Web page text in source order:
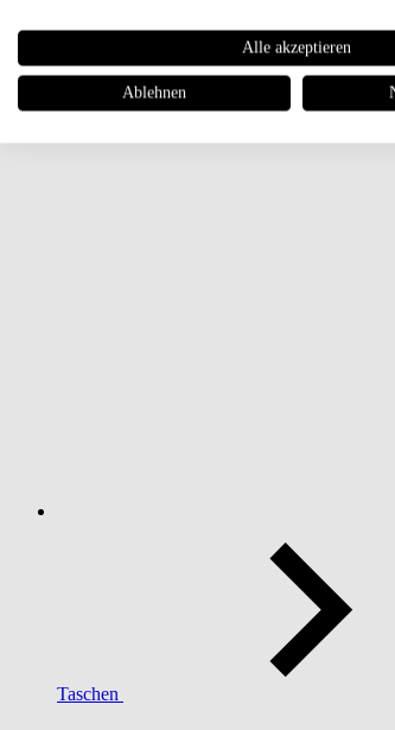
Taschen
Alle akzeptieren
Ablehnen